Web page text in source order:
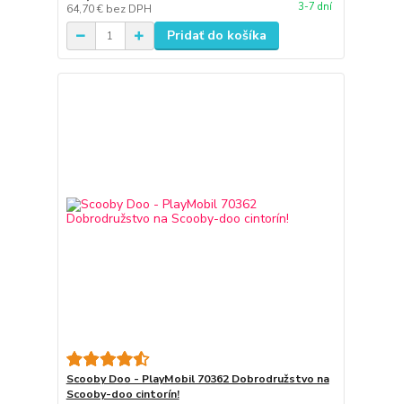
64,70 € bez DPH 3-7 dní
Pridať do košíka
Scooby Doo - PlayMobil 70362 Dobrodružstvo na
Scooby-doo cintorín!